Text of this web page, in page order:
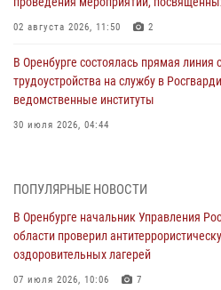
02 августа 2026, 11:50 2
В Оренбурге состоялась прямая линия
трудоустройства на службу в
ведомственные институты
30 июля 2026, 04:44
28 июля 2026, 09:41 1
Росгвардейцы обеспечили
ВМФ в Оренбурге
27 июля 2026, 14:36 2
ПОПУЛЯРНЫЕ НОВОСТИ
В Оренбурге начальник Управления
области проверил
оздоровительных лагерей
07 июля 2026, 10:06 7